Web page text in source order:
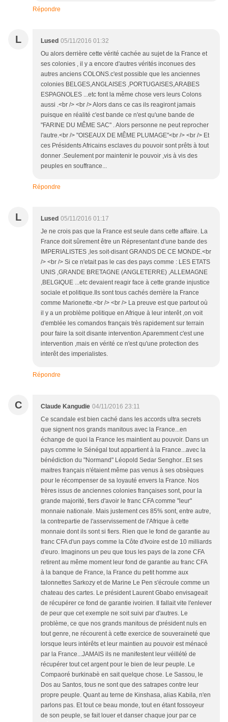
Répondre
L Lused 05/11/2016 01:32
Ou alors derrière cette vérité cachée au sujet de la France et
ses colonies , il y a encore d'autres vérités inconues des
autres anciens COLONS.c'est possible que les anciennes
colonies BELGES,ANGLAISES ,PORTUGAISES,ARABES
ESPAGNOLES ...etc font la même chose vers leurs Colons
aussi .<br /> <br /> Alors dans ce cas ils reagiront jamais
puisque en réalité c'est bande ce n'est qu'une bande de
"FARINE DU MÊME SAC" . Alors personne ne peut reprocher
l'autre.<br /> "OISEAUX DE MÊME PLUMAGE"<br /> <br /> Et
ces Présidents Africains esclaves du pouvoir sont prêts à tout
donner .Seulement por maintenir le pouvoir ,vis à vis des
peuples en souffrance...
Répondre
L Lused 05/11/2016 01:17
Je ne crois pas que la France est seule dans cette affaire. La
France doit sûrement être un Répresentant d'une bande des
IMPERIALISTES ,les soit-disant GRANDS DE CE MONDE.<br
/> <br /> Si ce n'etait pas le cas des pays comme : LES ETATS
UNIS ,GRANDE BRETAGNE (ANGLETERRE) ,ALLEMAGNE
,BELGIQUE ...etc devaient reagir face à cette grande injustice
sociale et politique.Ils sont tous cachés derrière la France
comme Marionette.<br /> <br /> La preuve est que partout où
il y a un problème politique en Afrique à leur interêt ,on voit
d'emblée les comandos français très rapidement sur terrain
pour faire la soit disante intervention.Aparemment c'est une
intervention ,mais en vérité ce n'est qu'une protection des
interêt des imperialistes.
Répondre
C Claude Kangudie 04/11/2016 23:11
Ce scandale est bien caché dans les accords ultra secrets
que signent nos grands manitous avec la France...en
échange de quoi la France les maintient au pouvoir. Dans un
pays comme le Sénégal tout appartient à la France...avec la
bénédiction du "Normand" Léopold Sedar Senghor...Et ses
maitres français n'étaient même pas venus à ses obsèques
pour le récompenser de sa loyauté envers la France. Nos
frères issus de anciennes colonies françaises sont, pour la
grande majorité, fiers d'avoir le franc CFA comme "leur"
monnaie nationale. Mais justement ces 85% sont, entre autre,
la contrepartie de l'asservissement de l'Afrique à cette
monnaie dont ils sont si fiers. Rien que le fond de garantie au
franc CFA d'un pays comme la Côte d'Ivoire est de 10 milliards
d'euro. Imaginons un peu que tous les pays de la zone CFA
retirent au même moment leur fond de garantie au franc CFA
à la banque de France, la France du petit homme aux
talonnettes Sarkozy et de Marine Le Pen s'écroule comme un
chateau des cartes. Le président Laurent Gbabo envisageait
de récupérer ce fond de garantie ivoirien. Il fallait vite l'enlever
de peur que cet exemple ne soit suivi par d'autres. Le
problème, ce que nos grands manitous de président nuls en
tout genre, ne récourent à cette exercice de souveraineté que
lorsque leurs intérêts et leur maintien au pouvoir est ménacé
par la France...JAMAIS ils ne manifestent leur véillété de
récupérer tout cet argent pour le bien de leur peuple. Le
Compaoré burkinabè en sait quelque chose. Le Sassou, le
Dos au Santos, tous ne sont que des satrapes contre leur
propre peuple. Quant au terne de Kinshasa, alias Kabila, n'en
parlons pas. Et tout ce beau monde, tout en étant fossoyeur
de son peuple, se fait louer et danser chaque jour par ce